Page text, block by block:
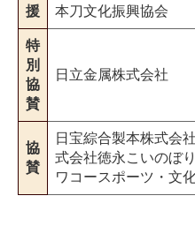
援
本刀文化振興協会
特
別
協
賛
日立金属株式会社
協
賛
日宝綜合製本株式会
式会社徳永こいのぼ
ワコースポーツ・文